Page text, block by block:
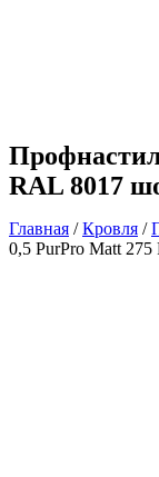
RAL 8017
Главная /Кровля /
0,5 PurPro Matt